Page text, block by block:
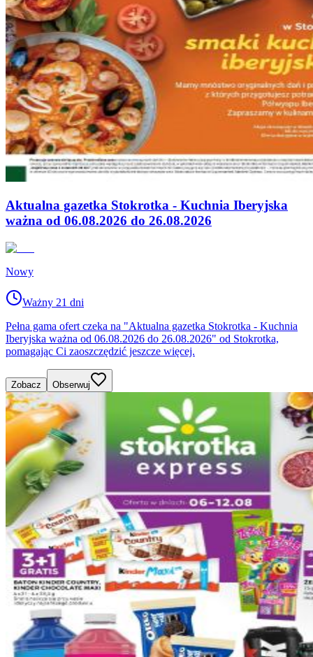
Aktualna gazetka Stokrotka - Kuchnia Iberyjska
ważna od 06.08.2026 do 26.08.2026
Nowy
Ważny 21 dni
Pełna gama ofert czeka na "Aktualna gazetka Stokrotka - Kuchnia
Iberyjska ważna od 06.08.2026 do 26.08.2026" od Stokrotka,
pomagając Ci zaoszczędzić jeszcze więcej.
Zobacz Obserwuj